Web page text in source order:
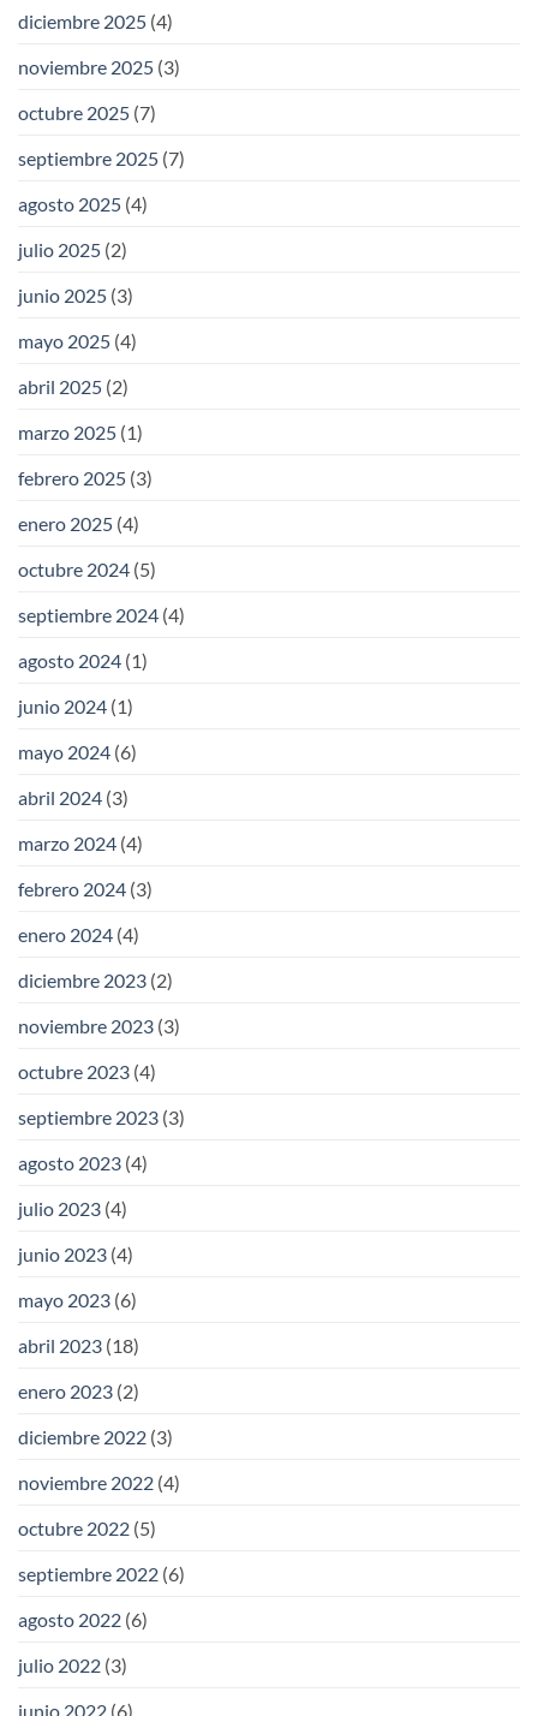
diciembre 2025 (4)
noviembre 2025 (3)
octubre 2025 (7)
septiembre 2025 (7)
agosto 2025 (4)
julio 2025 (2)
junio 2025 (3)
mayo 2025 (4)
abril 2025 (2)
marzo 2025 (1)
febrero 2025 (3)
enero 2025 (4)
octubre 2024 (5)
septiembre 2024 (4)
agosto 2024 (1)
junio 2024 (1)
mayo 2024 (6)
abril 2024 (3)
marzo 2024 (4)
febrero 2024 (3)
enero 2024 (4)
diciembre 2023 (2)
noviembre 2023 (3)
octubre 2023 (4)
septiembre 2023 (3)
agosto 2023 (4)
julio 2023 (4)
junio 2023 (4)
mayo 2023 (6)
abril 2023 (18)
enero 2023 (2)
diciembre 2022 (3)
noviembre 2022 (4)
octubre 2022 (5)
septiembre 2022 (6)
agosto 2022 (6)
julio 2022 (3)
junio 2022 (6)